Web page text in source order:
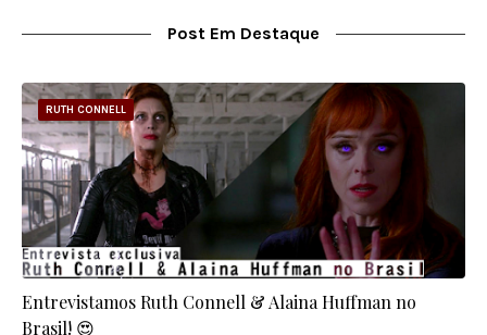
Post Em Destaque
RUTH CONNELL
Entrevistamos Ruth Connell & Alaina Huffman no
Brasil! 😍